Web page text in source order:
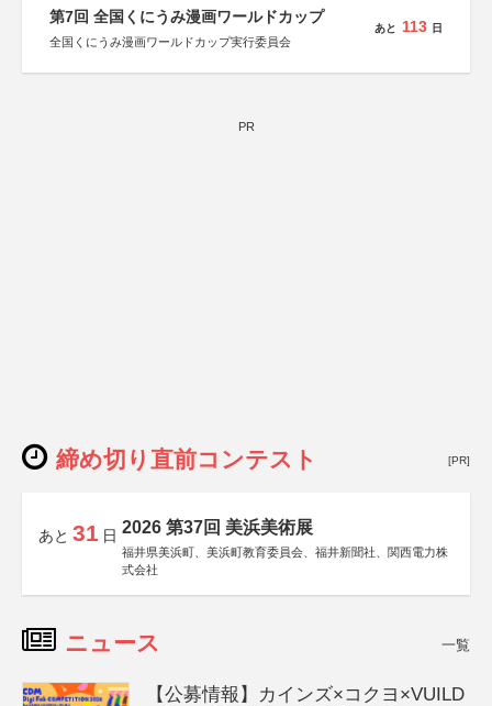
第7回 全国くにうみ漫画ワールドカップ
全国くにうみ漫画ワールドカップ実行委員会
あと 113 日
PR
締め切り直前コンテスト [PR]
あと 31 日 2026 第37回 美浜美術展
福井県美浜町、美浜町教育委員会、福井新聞社、関西電力株
式会社
ニュース 一覧
【公募情報】カインズ×コクヨ×VUILD